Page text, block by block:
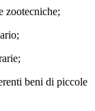
zootecniche;
beni di piccole